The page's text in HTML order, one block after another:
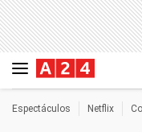
Espectáculos Netflix